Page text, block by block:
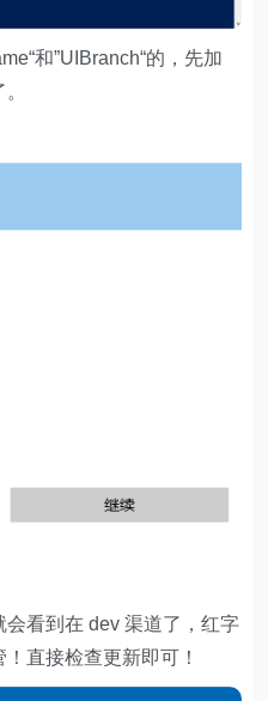
和”UIBranch“的，先加
看到在 dev 渠道了，红字
直接检查更新即可！